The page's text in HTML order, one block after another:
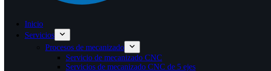
Inicio
Servicios
Procesos de mecanizado
Servicio de mecanizado CNC
Servicios de mecanizado CNC de 5 ejes